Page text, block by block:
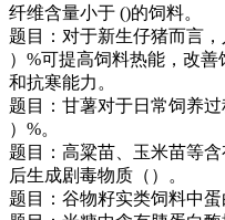
纤维含量小于 ()的饲料。
题目：对于新生仔猪而言
）%可提高饲料热能，改
和抗寒能力。
题目：甘薯对于日常饲养
）%。
题目：高粱苗、玉米苗等
后生成剧毒物质（）。
题目：谷物籽实类饲料中蛋